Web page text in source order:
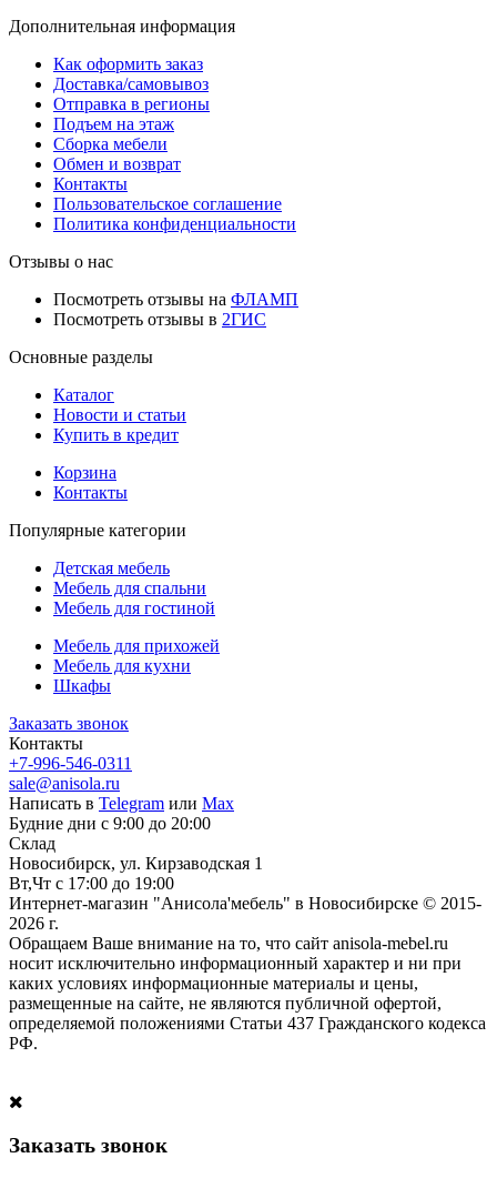
Дополнительная информация
Как оформить заказ
Доставка/самовывоз
Отправка в регионы
Подъем на этаж
Сборка мебели
Обмен и возврат
Контакты
Пользовательское соглашение
Политика конфиденциальности
Отзывы о нас
Посмотреть отзывы на ФЛАМП
Посмотреть отзывы в 2ГИС
Основные разделы
Каталог
Новости и статьи
Купить в кредит
Корзина
Контакты
Популярные категории
Детская мебель
Мебель для спальни
Мебель для гостиной
Мебель для прихожей
Мебель для кухни
Шкафы
Заказать звонок
Контакты
+7-996-546-0311
sale@anisola.ru
Написать в Telegram или Max
Будние дни с 9:00 до 20:00
Склад
Новосибирск, ул. Кирзаводская 1
Вт,Чт с 17:00 до 19:00
Интернет-магазин "Анисола'мебель" в Новосибирске © 2015-
2026 г.
Обращаем Ваше внимание на то, что сайт anisola-mebel.ru
носит исключительно информационный характер и ни при
каких условиях информационные материалы и цены,
размещенные на сайте, не являются публичной офертой,
определяемой положениями Статьи 437 Гражданского кодекса
РФ.
Заказать звонок